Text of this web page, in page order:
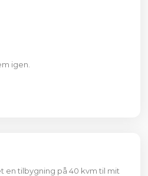
igen.
en tilbygning på 40 kvm til mit